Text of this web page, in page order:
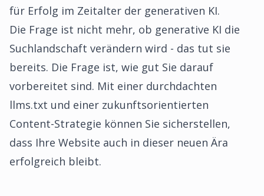
für Erfolg im Zeitalter der generativen KI.
Die Frage ist nicht mehr, ob generative KI die
Suchlandschaft verändern wird - das tut sie
bereits. Die Frage ist, wie gut Sie darauf
vorbereitet sind. Mit einer durchdachten
llms.txt und einer zukunftsorientierten
Content-Strategie können Sie sicherstellen,
dass Ihre Website auch in dieser neuen Ära
erfolgreich bleibt.